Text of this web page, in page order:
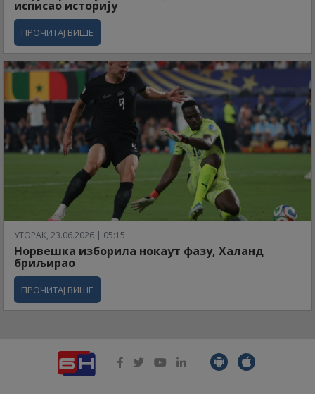
исписао историју
ПРОЧИТАЈ ВИШЕ
УТОРАК, 23.06.2026 | 05:15
Норвешка изборила нокаут фазу, Халанд
бриљирао
ПРОЧИТАЈ ВИШЕ